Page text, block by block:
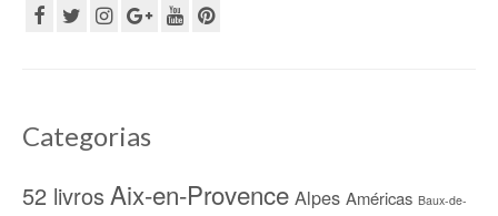
Categorias
52 livros Aix-en-Provence Alpes Américas Baux-de-